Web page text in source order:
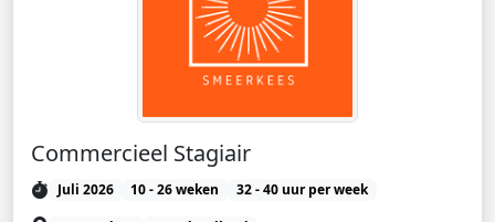
Commercieel Stagiair
Juli 2026 10 - 26 weken
32 - 40 uur per week